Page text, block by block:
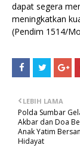
dapat segera
meningkatkan
(Pendim 1514/
LEBIH LAMA
Polda Sumbar
Akbar dan Doa
Anak Yatim
Hidayat